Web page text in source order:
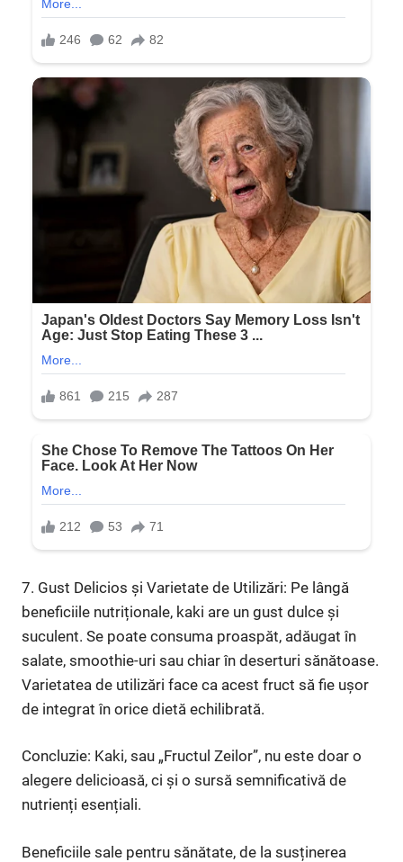
7. Gust Delicios și Varietate de Utilizări: Pe lângă
beneficiile nutriționale, kaki are un gust dulce și
suculent. Se poate consuma proaspăt, adăugat în
salate, smoothie-uri sau chiar în deserturi sănătoase.
Varietatea de utilizări face ca acest fruct să fie ușor
de integrat în orice dietă echilibrată.
Concluzie: Kaki, sau „Fructul Zeilor”, nu este doar o
alegere delicioasă, ci și o sursă semnificativă de
nutrienți esențiali.
Beneficiile sale pentru sănătate, de la susținerea